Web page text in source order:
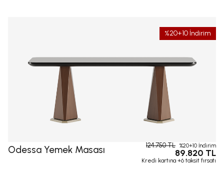
%20+10 İndirim
Odessa Yemek Masası 124.750 TL %20+10 İndirim
89.820 TL
Kredi kartına +6 taksit fırsatı